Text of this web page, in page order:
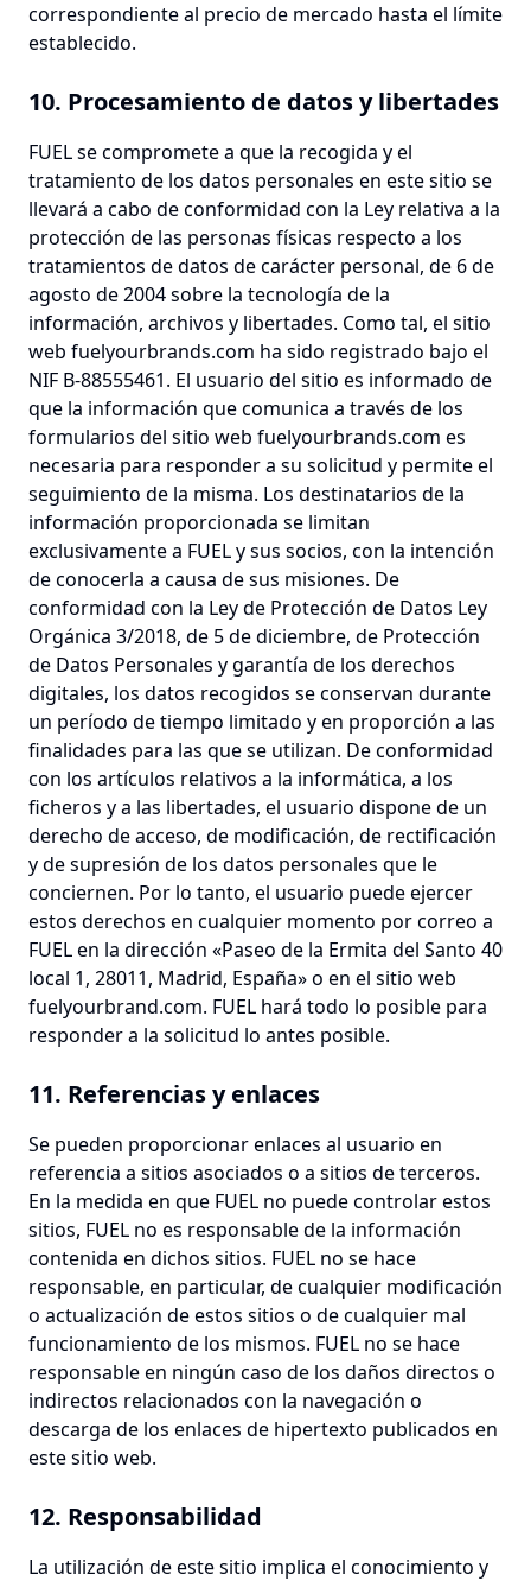
correspondiente al precio de mercado hasta el límite
establecido.
10. Procesamiento de datos y libertades
FUEL se compromete a que la recogida y el
tratamiento de los datos personales en este sitio se
llevará a cabo de conformidad con la Ley relativa a la
protección de las personas físicas respecto a los
tratamientos de datos de carácter personal, de 6 de
agosto de 2004 sobre la tecnología de la
información, archivos y libertades. Como tal, el sitio
web fuelyourbrands.com ha sido registrado bajo el
NIF B-88555461. El usuario del sitio es informado de
que la información que comunica a través de los
formularios del sitio web fuelyourbrands.com es
necesaria para responder a su solicitud y permite el
seguimiento de la misma. Los destinatarios de la
información proporcionada se limitan
exclusivamente a FUEL y sus socios, con la intención
de conocerla a causa de sus misiones. De
conformidad con la Ley de Protección de Datos Ley
Orgánica 3/2018, de 5 de diciembre, de Protección
de Datos Personales y garantía de los derechos
digitales, los datos recogidos se conservan durante
un período de tiempo limitado y en proporción a las
finalidades para las que se utilizan. De conformidad
con los artículos relativos a la informática, a los
ficheros y a las libertades, el usuario dispone de un
derecho de acceso, de modificación, de rectificación
y de supresión de los datos personales que le
conciernen. Por lo tanto, el usuario puede ejercer
estos derechos en cualquier momento por correo a
FUEL en la dirección «Paseo de la Ermita del Santo 40
local 1, 28011, Madrid, España» o en el sitio web
fuelyourbrand.com. FUEL hará todo lo posible para
responder a la solicitud lo antes posible.
11. Referencias y enlaces
Se pueden proporcionar enlaces al usuario en
referencia a sitios asociados o a sitios de terceros.
En la medida en que FUEL no puede controlar estos
sitios, FUEL no es responsable de la información
contenida en dichos sitios. FUEL no se hace
responsable, en particular, de cualquier modificación
o actualización de estos sitios o de cualquier mal
funcionamiento de los mismos. FUEL no se hace
responsable en ningún caso de los daños directos o
indirectos relacionados con la navegación o
descarga de los enlaces de hipertexto publicados en
este sitio web.
12. Responsabilidad
La utilización de este sitio implica el conocimiento y